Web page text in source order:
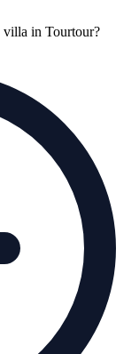
villa in Tourtour?